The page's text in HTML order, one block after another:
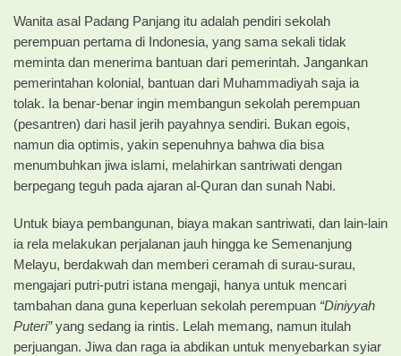
Wanita asal Padang Panjang itu adalah pendiri sekolah
perempuan pertama di Indonesia, yang sama sekali tidak
meminta dan menerima bantuan dari pemerintah. Jangankan
pemerintahan kolonial, bantuan dari Muhammadiyah saja ia
tolak. Ia benar-benar ingin membangun sekolah perempuan
(pesantren) dari hasil jerih payahnya sendiri. Bukan egois,
namun dia optimis, yakin sepenuhnya bahwa dia bisa
menumbuhkan jiwa islami, melahirkan santriwati dengan
berpegang teguh pada ajaran al-Quran dan sunah Nabi.
Untuk biaya pembangunan, biaya makan santriwati, dan lain-lain
ia rela melakukan perjalanan jauh hingga ke Semenanjung
Melayu, berdakwah dan memberi ceramah di surau-surau,
mengajari putri-putri istana mengaji, hanya untuk mencari
tambahan dana guna keperluan sekolah perempuan “Diniyyah
Puteri”yang sedang ia rintis. Lelah memang, namun itulah
perjuangan. Jiwa dan raga ia abdikan untuk menyebarkan syiar